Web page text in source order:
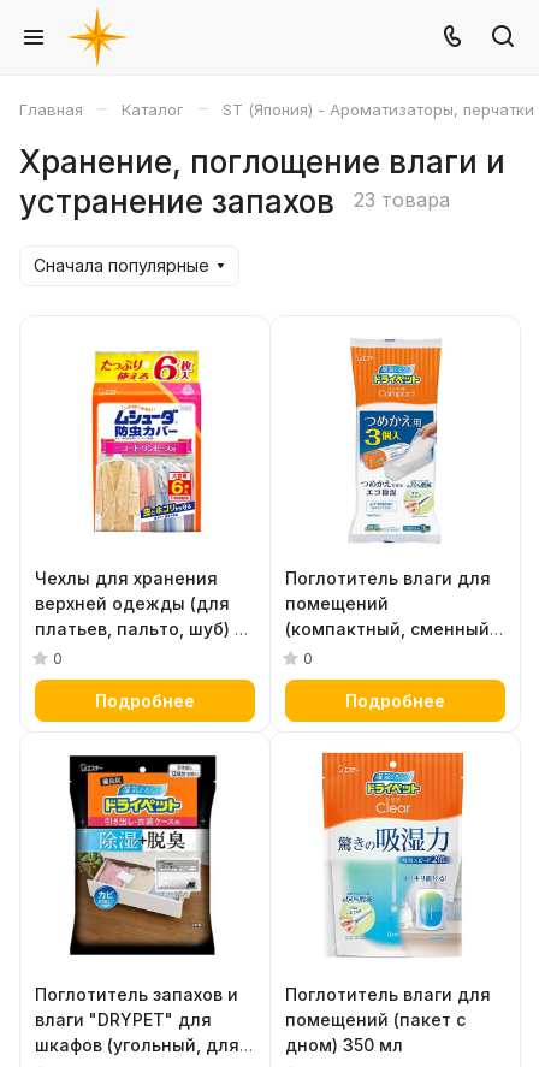
Главная – Каталог – ST (Япония) - Ароматизаторы,
Хранение, поглощение влаги и
устранение запахов
23 товара
Сначала популярные
Чехлы для хранения
верхней одежды (для
платьев, пальто, шуб) 6
шт0
Подробнее
Поглотитель влаги для
помещений
(компактный, сменный
0
Подробнее
Поглотитель запахов и
влаги "DRYPET" для
шкафов (угольный, для
Поглотитель влаги для
помещений (пакет с
дном) 350 мл